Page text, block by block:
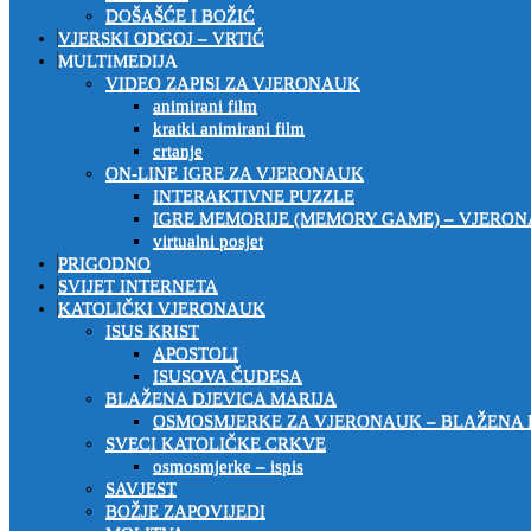
DOŠAŠĆE I BOŽIĆ
VJERSKI ODGOJ – VRTIĆ
MULTIMEDIJA
VIDEO ZAPISI ZA VJERONAUK
animirani film
kratki animirani film
crtanje
ON-LINE IGRE ZA VJERONAUK
INTERAKTIVNE PUZZLE
IGRE MEMORIJE (MEMORY GAME) –
virtualni posjet
PRIGODNO
SVIJET INTERNETA
KATOLIČKI VJERONAUK
ISUS KRIST
APOSTOLI
ISUSOVA ČUDESA
BLAŽENA DJEVICA MARIJA
OSMOSMJERKE ZA VJERONAUK – BLAŽENA
SVECI KATOLIČKE CRKVE
osmosmjerke – ispis
SAVJEST
BOŽJE ZAPOVIJEDI